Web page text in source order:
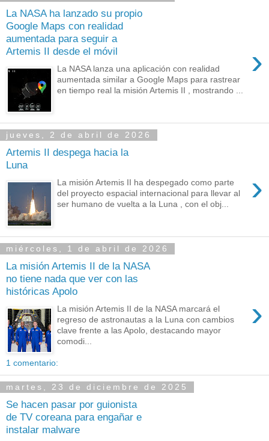
La NASA ha lanzado su propio
Google Maps con realidad
aumentada para seguir a
Artemis II desde el móvil
›
La NASA lanza una aplicación con realidad
aumentada similar a Google Maps para rastrear
en tiempo real la misión Artemis II , mostrando ...
jueves, 2 de abril de 2026
Artemis II despega hacia la
Luna
›
La misión Artemis II ha despegado como parte
del proyecto espacial internacional para llevar al
ser humano de vuelta a la Luna , con el obj...
miércoles, 1 de abril de 2026
La misión Artemis II de la NASA
no tiene nada que ver con las
históricas Apolo
›
La misión Artemis II de la NASA marcará el
regreso de astronautas a la Luna con cambios
clave frente a las Apolo, destacando mayor
comodi...
1 comentario:
martes, 23 de diciembre de 2025
Se hacen pasar por guionista
de TV coreana para engañar e
instalar malware